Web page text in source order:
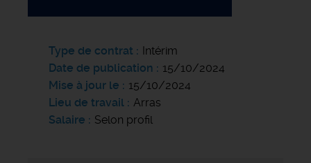
Type de contrat
Intérim
Date de publication
15/10/2024
Mise à jour le
15/10/2024
Lieu de travail
Arras
Salaire
Selon profil